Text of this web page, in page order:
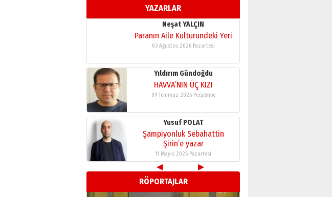
YAZARLAR
11 Mayıs 2026 Pazartesi
Neşat YALÇIN
Paranın Aile Kültüründeki Yeri
03 Ağustos 2026 Pazartesi
Yıldırım Gündoğdu
HAVVA’NIN ÜÇ KIZI
09 Temmuz 2026 Perşembe
Yusuf POLAT
Şampiyonluk Sebahattin
Şirin’e yazar
11 Mayıs 2026 Pazartesi
Neşat YALÇIN
Paranın Aile Kültüründeki Yeri
03 Ağustos 2026 Pazartesi
◀
▶
RÖPORTAJLAR